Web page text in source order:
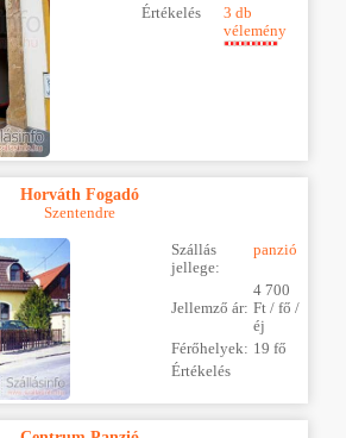
Értékelés
3 db
vélemény
Horváth Fogadó
Szentendre
Szállás
jellege:
panzió
Jellemző ár:
4 700
Ft / fő /
éj
Férőhelyek: 19 fő
Értékelés